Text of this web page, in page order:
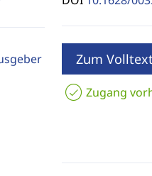
Zum Volltext
Zugang